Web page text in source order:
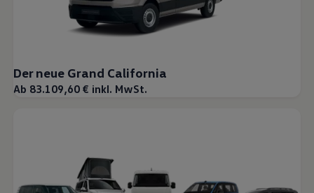
Der neue Grand California
Ab 83.109,60 € inkl. MwSt.